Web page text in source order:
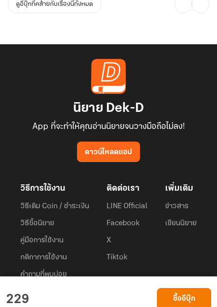
229 ซื้ออีบุ๊ก
ดูอีบุ๊กที่คล้ายกับเรื่องนี้ทั้งหมด
นิยาย Dek-D
App ที่จะทำให้คุณอ่านนิยายจนวางมือถือไม่ลง!
ดาวน์โหลดแอป
วิธีการใช้งาน
วิธีเติม Coin / ชำระเงิน
วิธีซื้อนิยาย
คู่มือการใช้งาน
กติกาการใช้งาน
คำถามที่พบบ่อย
ติดต่อเรา
LINE Official
Facebook
X
Tiktok
เพิ่มเติม
ข่าวสาร
เขียนนิยาย
© 2026 Privacy Policy
Dek-D.com ใช้คุกกี้เพื่อพัฒนาประสบการณ์ของ ผู้ใช้ให้ดียิ่งขึ้น
ยอมรับ